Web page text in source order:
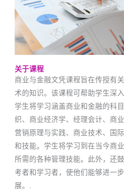
关于课程
商业与金融文凭课程旨在传授有
术的知识。该课程可帮助学生深
学生将学习涵盖商业和金融的科
织、商业经济学、经理会计、商
营销原理与实践、商业技术、国
和技能。学生将学习到在当今商
所需的各种管理技能。此外，还
考者和学习者，使他们能够进一
展。.